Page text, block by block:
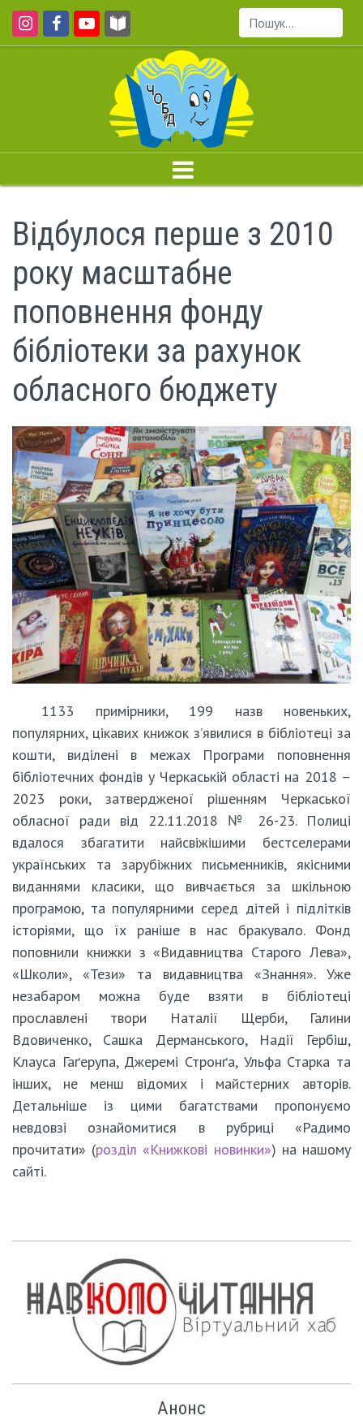
Пошук...
Відбулося перше з 2010
року масштабне
поповнення фонду
бібліотеки за рахунок
обласного бюджету
1133 примірники, 199 назв новеньких,
популярних, цікавих книжок з’явилися в бібліотеці за
кошти, виділені в межах Програми поповнення
бібліотечних фондів у Черкаській області на 2018 –
2023 роки, затвердженої рішенням Черкаської
обласної ради від 22.11.2018 № 26-23. Полиці
вдалося збагатити найсвіжішими бестселерами
українських та зарубіжних письменників, якісними
виданнями класики, що вивчається за шкільною
програмою, та популярними серед дітей і підлітків
історіями, що їх раніше в нас бракувало. Фонд
поповнили книжки з «Видавництва Старого Лева»,
«Школи», «Тези» та видавництва «Знання». Уже
незабаром можна буде взяти в бібліотеці
прославлені твори Наталії Щерби, Галини
Вдовиченко, Сашка Дерманського, Надії Гербіш,
Клауса Гаґерупа, Джеремі Стронґа, Ульфа Старка та
інших, не менш відомих і майстерних авторів.
Детальніше із цими багатствами пропонуємо
невдовзі ознайомитися в рубриці «Радимо
прочитати» (розділ «Книжкові новинки») на нашому
сайті.
Анонс